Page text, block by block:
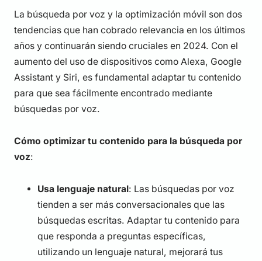
La búsqueda por voz y la optimización móvil son dos
tendencias que han cobrado relevancia en los últimos
años y continuarán siendo cruciales en 2024. Con el
aumento del uso de dispositivos como Alexa, Google
Assistant y Siri, es fundamental adaptar tu contenido
para que sea fácilmente encontrado mediante
búsquedas por voz.
Cómo optimizar tu contenido para la búsqueda por
voz:
Usa lenguaje natural: Las búsquedas por voz
tienden a ser más conversacionales que las
búsquedas escritas. Adaptar tu contenido para
que responda a preguntas específicas,
utilizando un lenguaje natural, mejorará tus